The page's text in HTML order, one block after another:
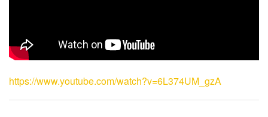
https://www.youtube.com/watch?v=6L374UM_gzA